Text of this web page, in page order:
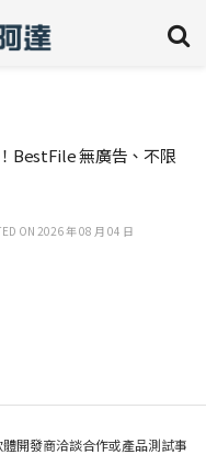
BestFile 無廣告、不限
ON 2026 年 08 月 04 日
開發商洽談合作或產品測試事